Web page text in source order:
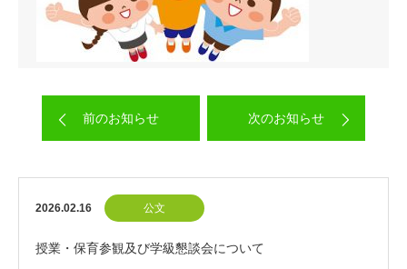
前のお知らせ 次のお知らせ
2026.02.16 公文
授業・保育参観及び学級懇談会について